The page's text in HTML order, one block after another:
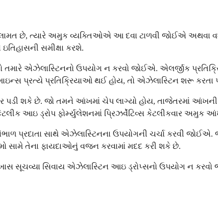
છે, ત્યારે અમુક વ્યક્તિઓએ આ દવા ટાળવી જોઈએ અથવા
ઇતિહાસની સમીક્ષા કરશે.
એઝેલાસ્ટિનનો ઉપયોગ ન કરવો જોઈએ. એલર્જીક
પ્રત્યે પ્રતિક્રિયાઓ થઈ હોય, તો એઝેલાસ્ટિન શરૂ કરતા
પડી શકે છે. જો તમને આંખમાં ચેપ લાગ્યો હોય, તાજેતરમાં આંખની
આઇ ડ્રોપ ફોર્મ્યુલેશનમાં પ્રિઝર્વેટિવ્સ કેટલીકવાર અમુક
સાથે એઝેલાસ્ટિનના ઉપયોગની ચર્ચા કરવી જોઈએ.
સામે તેના ફાયદાઓનું વજન કરવામાં મદદ કરી શકે છે.
ખાસ સૂચવ્યા સિવાય એઝેલાસ્ટિન આઇ ડ્રોપ્સનો ઉપયોગ ન